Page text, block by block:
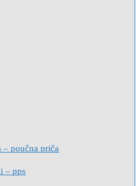
– poučna priča
– pps